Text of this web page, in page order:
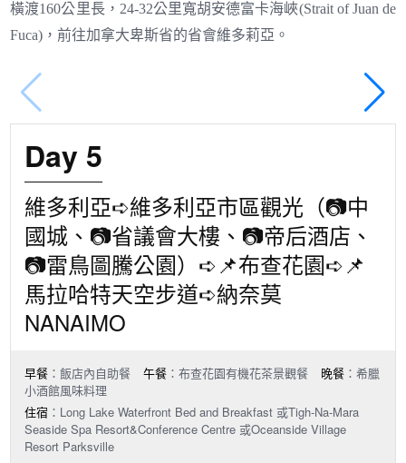
橫渡160公里長，24-32公里寬胡安德富卡海峽(Strait of Juan de
Fuca)，前往加拿大卑斯省的省會維多莉亞。
Day 5
維多利亞➪維多利亞市區觀光（📷中
國城、📷省議會大樓、📷帝后酒店、
📷雷鳥圖騰公園）➪📌布查花園➪📌
馬拉哈特天空步道➪納奈莫
NANAIMO
早餐 ：飯店內自助餐 午餐 ：布查花園有機花茶景觀餐 晚餐 ：希臘
小酒館風味料理
住宿 ：Long Lake Waterfront Bed and Breakfast 或Tigh-Na-Mara
Seaside Spa Resort&Conference Centre 或Oceanside Village
Resort Parksville